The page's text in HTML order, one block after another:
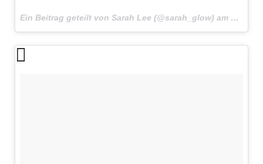
Ein Beitrag geteilt von Sarah Lee (@sarah_glow) am
9. Mai